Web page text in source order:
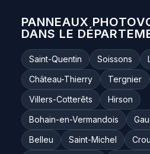
PANNEAUX
DANS LE
Saint-Quentin Soissons
Château-Thierry
Tergnier
Villers-Cotterêts
Hirson
Bohain-en-Vermandois
Belleu
Saint-Michel